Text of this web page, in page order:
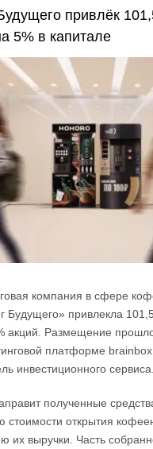
привлёк
5% в капитале
компания в сфере
Будущего» привлекла
акций. Размещение
платформе
инвестиционного сервиса.
полученные
стоимости открытия
их выручки. Часть